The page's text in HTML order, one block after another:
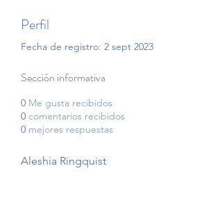
Perfil
Fecha de registro: 2 sept 2023
Sección informativa
0 Me gusta recibidos
0 comentarios recibidos
0 mejores respuestas
Aleshia Ringquist